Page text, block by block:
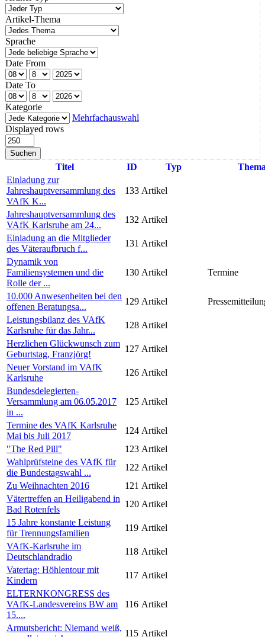
Artikel-Thema
Sprache
Date From
Date To
Kategorie
Mehrfachauswahl
Displayed rows
Suchen
Titel ID Typ
Einladung zur
Jahreshauptversammlung des
VAfK K...
133 Artikel
Jahreshauptversammlung des
VAfK Karlsruhe am 24...
132 Artikel
Einladung an die Mitglieder
des Väteraufbruch f...
131 Artikel
Dynamik von
Familiensystemen und die
Rolle der ...
130 Artikel Termine
10.000 Anwesenheiten bei den
offenen Beratungsa...
129 Artikel
Leistungsbilanz des VAfK
Karlsruhe für das Jahr...
128 Artikel
Herzlichen Glückwunsch zum
Geburtstag, Franzjörg!
127 Artikel
Neuer Vorstand im VAfK
Karlsruhe
126 Artikel
Bundesdelegierten-
Versammlung am 06.05.2017
in ...
125 Artikel
Termine des VAfK Karlsruhe
Mai bis Juli 2017
124 Artikel
"The Red Pill"
123 Artikel
Wahlprüfsteine des VAfK für
die Bundestagswahl ...
122 Artikel
Zu Weihnachten 2016
121 Artikel
Vätertreffen an Heiligabend in
Bad Rotenfels
120 Artikel
15 Jahre konstante Leistung
für Trennungsfamilien
119 Artikel
VAfK-Karlsruhe im
Deutschlandradio
118 Artikel
Vatertag: Höhlentour mit
Kindern
117 Artikel
ELTERNKONGRESS des
VAfK-Landesvereins BW am
15....
116 Artikel
Armutsbericht: Niemand weiß,
115 Artikel